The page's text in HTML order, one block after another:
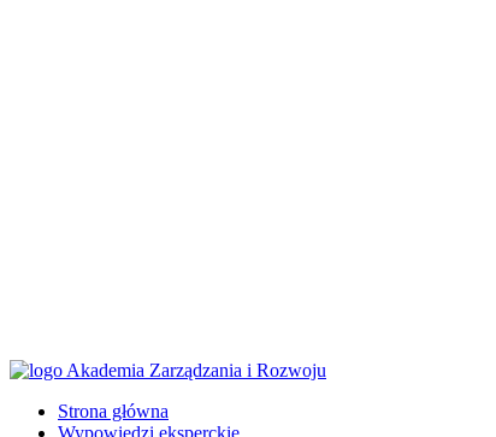
Strona główna
Wypowiedzi eksperckie